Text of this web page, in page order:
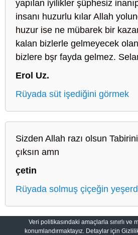
yapılan iyilikler şüphesiz
insanı huzurlu kılar Allah
huzur ise ne mübarek bir
kalan bizlerle gelmeyecek
bizlere bşr fayda gelmez.
Erol Uz.
Rüyada süt işediğini görmek
Sizden Allah razı olsun
çıksın amn
çetin
Rüyada solmuş çiçeğin
Sahih Rüyalar: Rüyaların Dilini
Veri politikasındaki amaçlarla sınırlı
konumlandırmaktayız. Detaylar için